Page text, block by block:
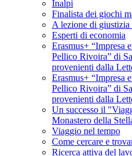
Inalpi
Finalista dei giochi
A lezione di giustizia
Esperti di economia
Erasmus+ “Impresa
Pellico Rivoira” di
provenienti dalla
Erasmus+ “Impresa
Pellico Rivoira” di
provenienti dalla
Un successo il
Monastero della
Viaggio nel tempo
Come cercare e
Ricerca attiva del